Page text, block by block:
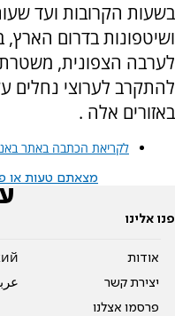
בשעות הקרובות ועד
ושיטפונות בדרום
לערבה הצפונית,
להתקרב לערוצי נחלים
באזורים אלה .
לקריאת הכתבה באתר
מצאתם טעות או
פנו אלינו
אודות
יצירת קשר
פרסמו אצלנו